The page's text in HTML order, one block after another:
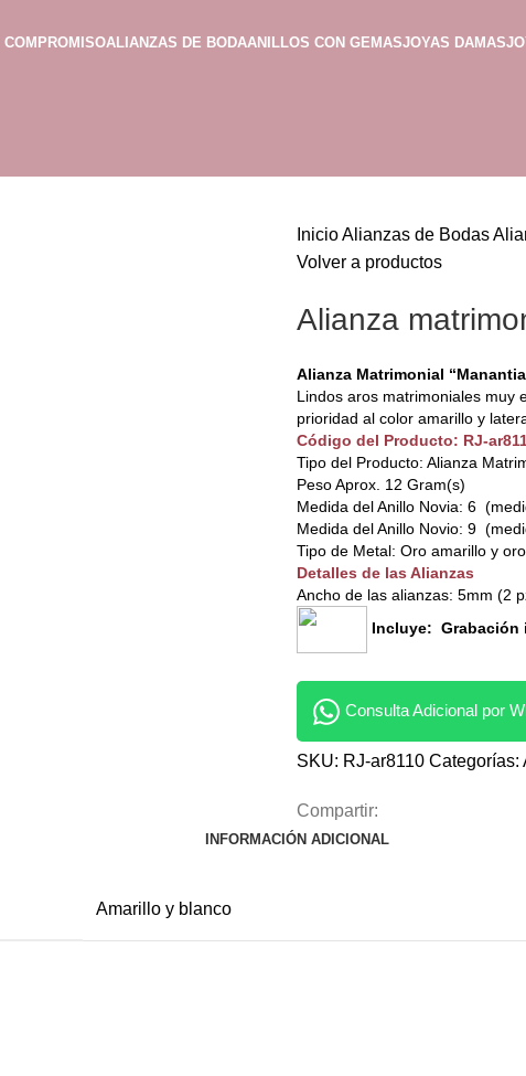
ALIANZAS DE BODAANILLOS CON GEMASJOYAS DAMAS
InicioAlianzas de Bodas
Volver a productos
Alianza
Alianza Matrimonial
Lindos aros matrimoniales muy
prioridad al color amarillo y
Código del Producto: RJ-
Tipo del Producto: Alianza
Peso Aprox. 12 Gram(s)
Medida del Anillo Novia: 6
Medida del Anillo Novio: 9
Tipo de Metal: Oro amarillo y
Detalles de las Alianzas
Ancho de las alianzas: 5mm (2
Incluye: Grabación
Consulta Adicional por
SKU: RJ-ar8110 Categorías:
Compartir:
INFORMACIÓN ADICIONAL
Amarillo y blanco